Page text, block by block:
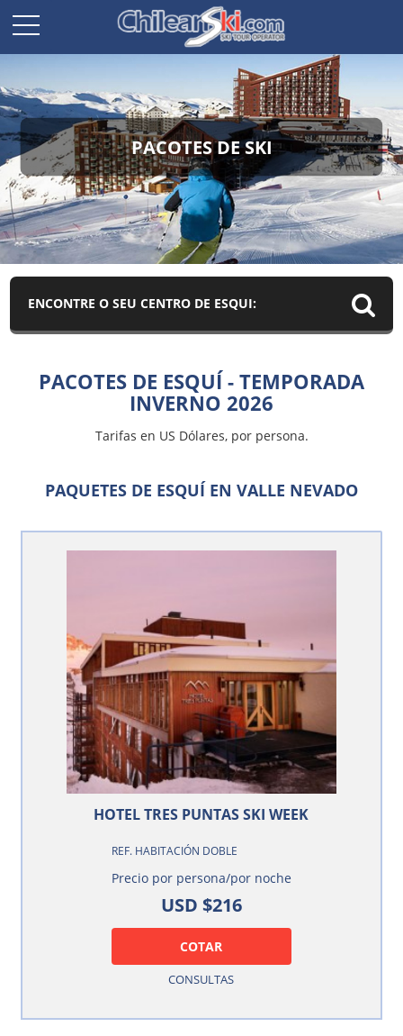
PACOTES DE SKI
ENCONTRE O SEU CENTRO DE ESQUI:
PACOTES DE ESQUÍ - TEMPORADA
INVERNO 2026
Tarifas en US Dólares, por persona.
PAQUETES DE ESQUÍ EN VALLE NEVADO
HOTEL TRES PUNTAS SKI WEEK
REF. HABITACIÓN DOBLE
Precio por persona/por noche
USD $216
COTAR
CONSULTAS